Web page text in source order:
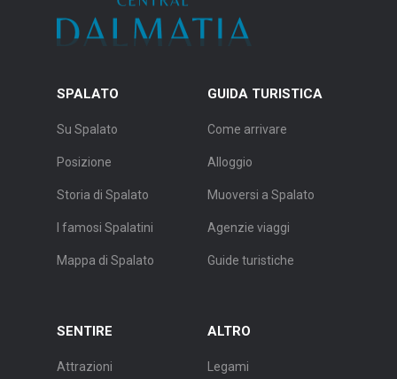
SPALATO
Su Spalato
Posizione
Storia di Spalato
I famosi Spalatini
Mappa di Spalato
GUIDA TURISTICA
Come arrivare
Alloggio
Muoversi a Spalato
Agenzie viaggi
Guide turistiche
SENTIRE
Attrazioni
ALTRO
Legami